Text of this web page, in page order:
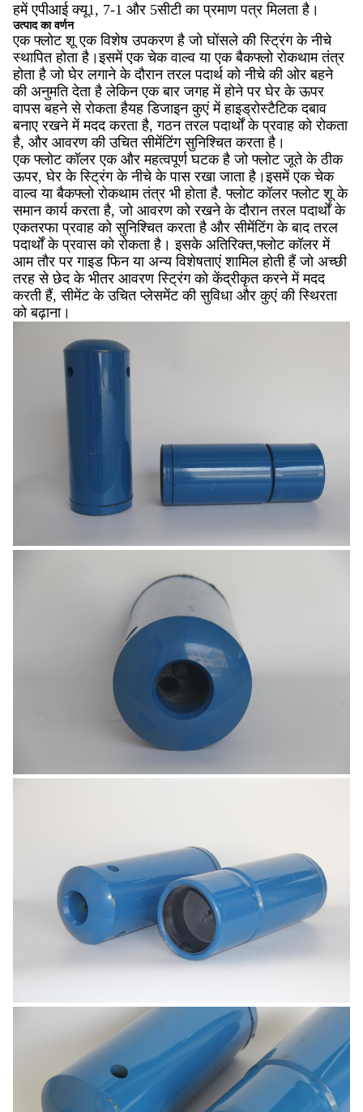
हमें एपीआई क्यू1, 7-1 और 5सीटी का प्रमाण पत्र मिलता है।
उत्पाद का वर्णन
एक फ्लोट शू एक विशेष उपकरण है जो घोंसले की स्ट्रिंग के नीचे
स्थापित होता है।इसमें एक चेक वाल्व या एक बैकफ्लो रोकथाम तंत्र
होता है जो घेर लगाने के दौरान तरल पदार्थ को नीचे की ओर बहने
की अनुमति देता है लेकिन एक बार जगह में होने पर घेर के ऊपर
वापस बहने से रोकता हैयह डिजाइन कुएं में हाइड्रोस्टैटिक दबाव
बनाए रखने में मदद करता है, गठन तरल पदार्थों के प्रवाह को रोकता
है, और आवरण की उचित सीमेंटिंग सुनिश्चित करता है।
एक फ्लोट कॉलर एक और महत्वपूर्ण घटक है जो फ्लोट जूते के ठीक
ऊपर, घेर के स्ट्रिंग के नीचे के पास रखा जाता है।इसमें एक चेक
वाल्व या बैकफ्लो रोकथाम तंत्र भी होता है. फ्लोट कॉलर फ्लोट शू के
समान कार्य करता है, जो आवरण को रखने के दौरान तरल पदार्थों के
एकतरफा प्रवाह को सुनिश्चित करता है और सीमेंटिंग के बाद तरल
पदार्थों के प्रवास को रोकता है। इसके अतिरिक्त,फ्लोट कॉलर में
आम तौर पर गाइड फिन या अन्य विशेषताएं शामिल होती हैं जो अच्छी
तरह से छेद के भीतर आवरण स्ट्रिंग को केंद्रीकृत करने में मदद
करती हैं, सीमेंट के उचित प्लेसमेंट की सुविधा और कुएं की स्थिरता
को बढ़ाना।